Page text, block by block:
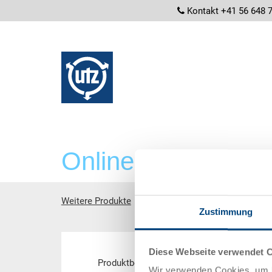
Zustimmung
Diese Webseite verwendet
Kontakt +41 56 648
Online-Shop
Weitere Produkte
Produktbereich